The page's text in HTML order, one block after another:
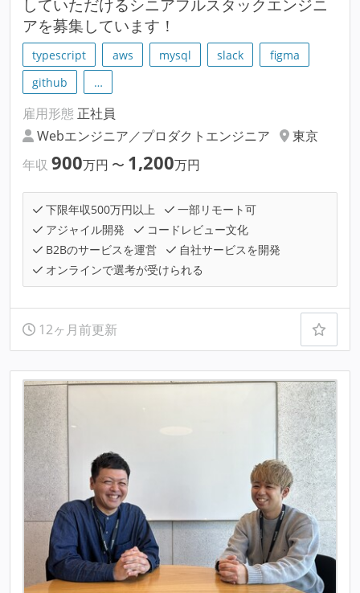
していただけるシニアフルスタックエンジニ
アを募集しています！
typescript aws mysql slack
figma
github
…
雇用形態 正社員
Webエンジニア／プロダクトエンジニア
東京
年収 900万円 〜 1,200万円
下限年収500万円以上
一部リモート可
アジャイル開発
コードレビュー文化
B2Bのサービスを運営
自社サービスを開発
オンラインで選考が受けられる
12ヶ月前更新